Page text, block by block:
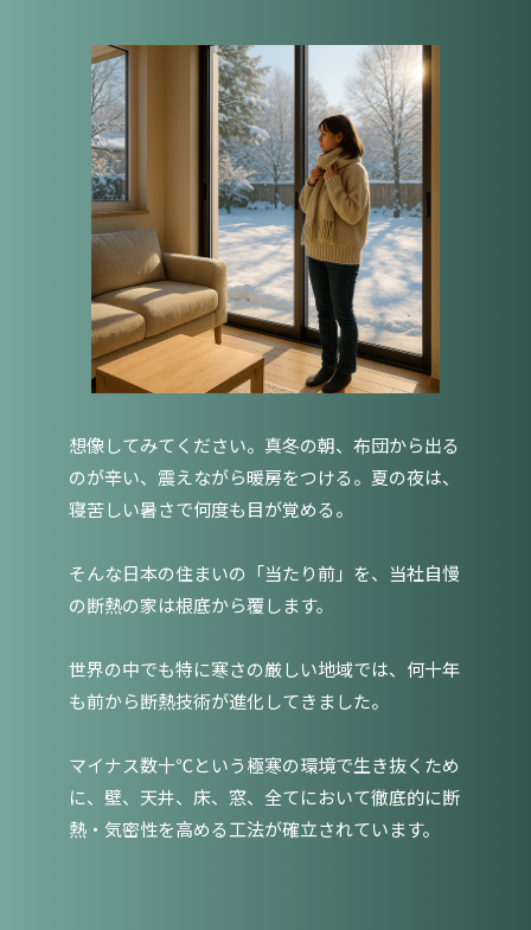
想像してみてください。真冬の朝、布団から出る
のが辛い、震えながら暖房をつける。夏の夜は、
寝苦しい暑さで何度も目が覚める。
そんな日本の住まいの「当たり前」を、当社自慢
の断熱の家は根底から覆します。
世界の中でも特に寒さの厳しい地域では、何十年
も前から断熱技術が進化してきました。
マイナス数十℃という極寒の環境で生き抜くため
に、壁、天井、床、窓、全てにおいて徹底的に断
熱・気密性を高める工法が確立されています。